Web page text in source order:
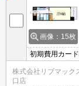
画像：15枚
初期費用カー
ネット無料です
株式会社リブマック
口店